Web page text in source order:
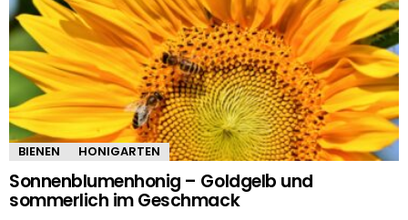
BIENEN HONIGARTEN
Sonnenblumenhonig – Goldgelb und
sommerlich im Geschmack